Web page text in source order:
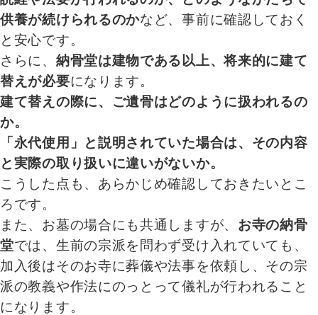
供養が続けられるのかなど、事前に確認しておく
と安心です。
さらに、 納骨堂は建物である以上、将来的に建て
替えが必要になります。
建て替えの際に、ご遺骨はどのように扱われるの
か。
「永代使用」と説明されていた場合は、その内容
と実際の取り扱いに違いがないか。
こうした点も、あらかじめ確認しておきたいとこ
ろです。
また、お墓の場合にも共通しますが、 お寺の納骨
堂では、生前の宗派を問わず受け入れていても、
加入後はそのお寺に葬儀や法事を依頼し、その宗
派の教義や作法にのっとって儀礼が行われること
になります。